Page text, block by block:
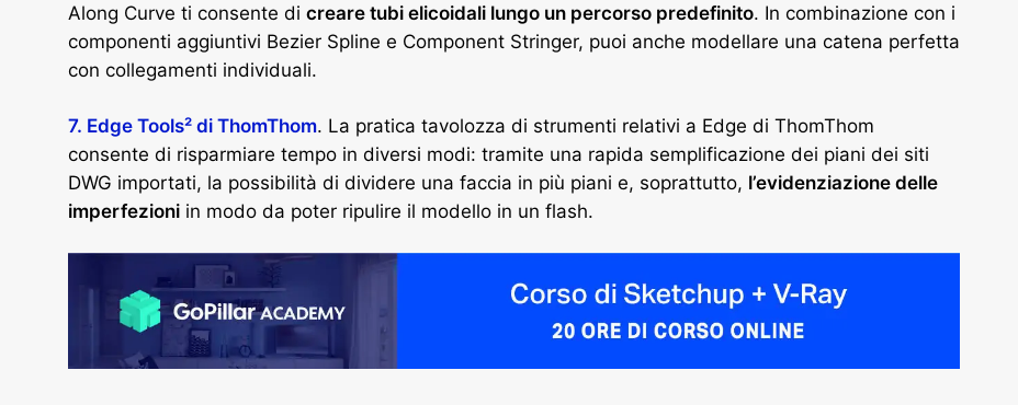
Along Curve ti consente di creare tubi elicoidali lungo un percorso predefinito. In combinazione con i
componenti aggiuntivi Bezier Spline e Component Stringer, puoi anche modellare una catena perfetta
con collegamenti individuali.
7. Edge Tools² di ThomThom. La pratica tavolozza di strumenti relativi a Edge di ThomThom
consente di risparmiare tempo in diversi modi: tramite una rapida semplificazione dei piani dei siti
DWG importati, la possibilità di dividere una faccia in più piani e, soprattutto, l’evidenziazione delle
imperfezioni in modo da poter ripulire il modello in un flash.